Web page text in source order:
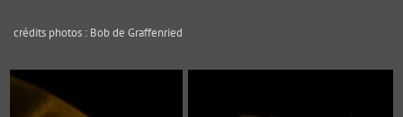
crédits photos : Bob de Graffenried